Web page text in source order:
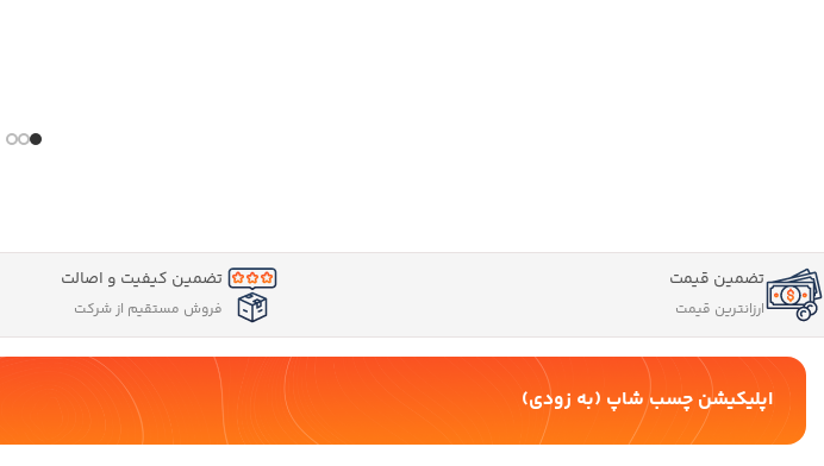
تضمین قیمت
ارزانترین قیمت
تضمین کیفیت و اصالت
فروش مستقیم از شرکت
اپلیکیشن چسب شاپ (به زودی)